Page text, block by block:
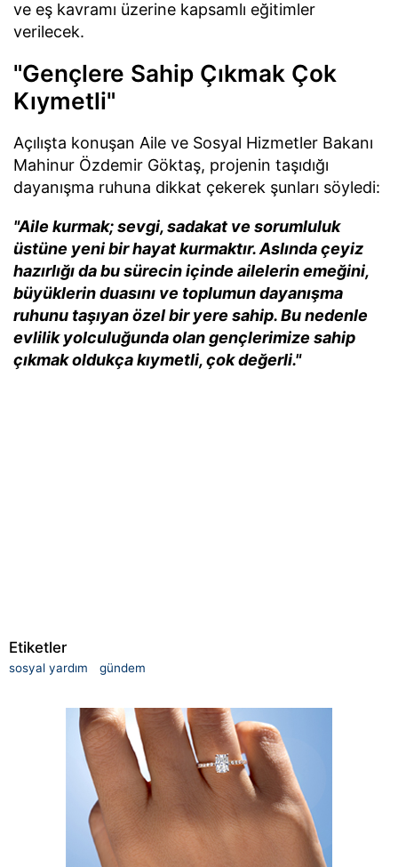
ve eş kavramı üzerine kapsamlı eğitimler
verilecek.
"Gençlere Sahip Çıkmak Çok
Kıymetli"
Açılışta konuşan Aile ve Sosyal Hizmetler Bakanı
Mahinur Özdemir Göktaş, projenin taşıdığı
dayanışma ruhuna dikkat çekerek şunları söyledi:
"Aile kurmak; sevgi, sadakat ve sorumluluk
üstüne yeni bir hayat kurmaktır. Aslında çeyiz
hazırlığı da bu sürecin içinde ailelerin emeğini,
büyüklerin duasını ve toplumun dayanışma
ruhunu taşıyan özel bir yere sahip. Bu nedenle
evlilik yolculuğunda olan gençlerimize sahip
çıkmak oldukça kıymetli, çok değerli."
Etiketler
sosyal yardım gündem